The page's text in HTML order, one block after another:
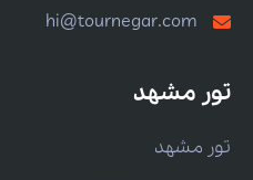
hi@tournegar.com
تور مشهد
تور مشهد